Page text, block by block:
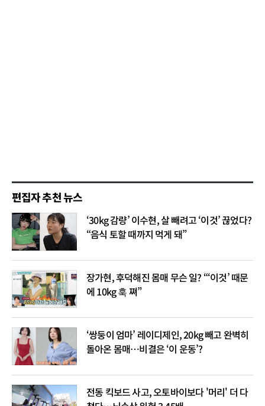
편집자 추천 뉴스
‘30kg 감량’ 이수현, 살 빼려고 ‘이것’ 끊었다?
“음식 토할 때까지 먹게 돼”
장가현, 후덕해진 몸매 무슨 일? “‘이것’ 때문
에 10kg 훅 쪄”
‘쌍둥이 엄마’ 레이디제인, 20kg 빼고 완벽히
돌아온 몸매…비결은 ‘이 운동’?
전동 킥보드 사고, 오토바이보다 '머리' 더 다